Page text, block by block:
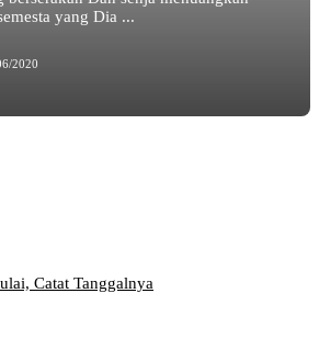
yang Dia ...
2020
Catat Tanggalnya